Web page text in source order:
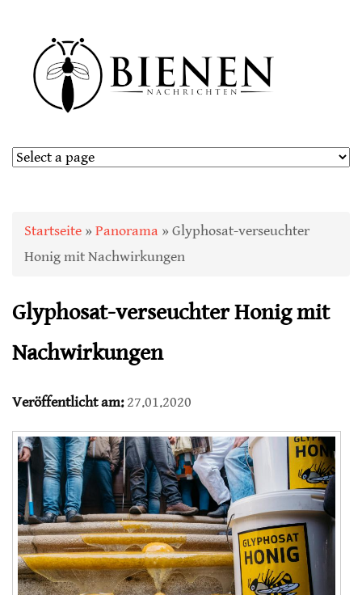
Sie sind hier
Startseite » Panorama » Glyphosat-verseuchter
Honig mit Nachwirkungen
Glyphosat-verseuchter Honig mit
Nachwirkungen
Veröffentlicht am:27.01.2020